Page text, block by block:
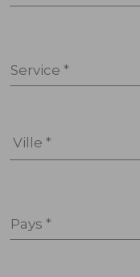
Service *
Ville *
Pays *